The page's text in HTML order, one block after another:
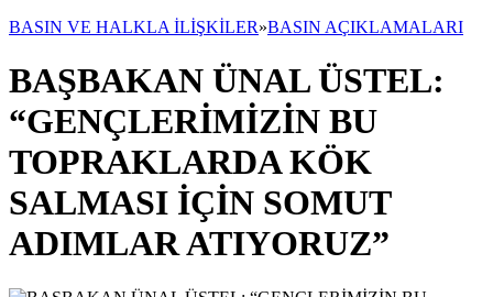
BASIN VE HALKLA İLİŞKİLER»BASIN AÇIKLAMALARI
BAŞBAKAN ÜNAL ÜSTEL:
“GENÇLERİMİZİN BU
TOPRAKLARDA KÖK
SALMASI İÇİN SOMUT
ADIMLAR ATIYORUZ”